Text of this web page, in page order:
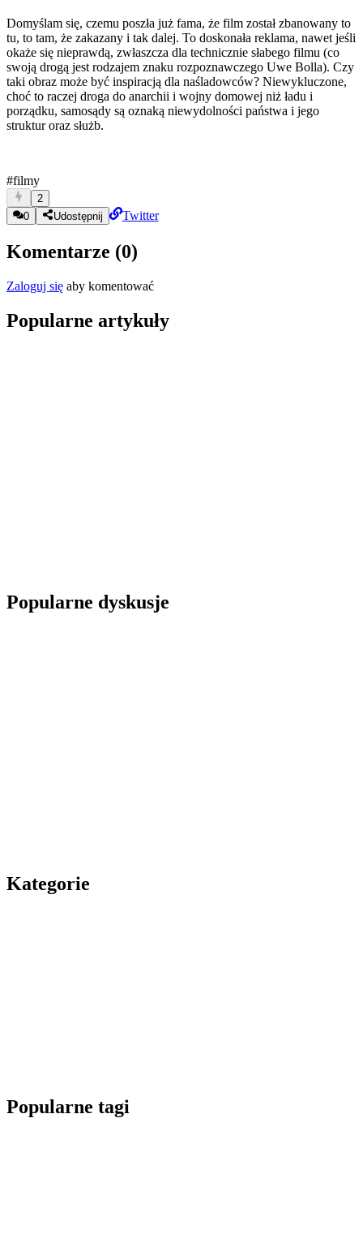
Domyślam się, czemu poszła już fama, że film został zbanowany to
tu, to tam, że zakazany i tak dalej. To doskonała reklama, nawet jeśli
okaże się nieprawdą, zwłaszcza dla technicznie słabego filmu (co
swoją drogą jest rodzajem znaku rozpoznawczego Uwe Bolla). Czy
taki obraz może być inspiracją dla naśladowców? Niewykluczone,
choć to raczej droga do anarchii i wojny domowej niż ładu i
porządku, samosądy są oznaką niewydolności państwa i jego
struktur oraz służb.
#filmy
2
0
Udostępnij Twitter
Komentarze (0)
Zaloguj się aby komentować
Popularne artykuły
Popularne dyskusje
Kategorie
Popularne tagi